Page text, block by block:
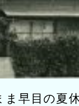
ま早目の夏